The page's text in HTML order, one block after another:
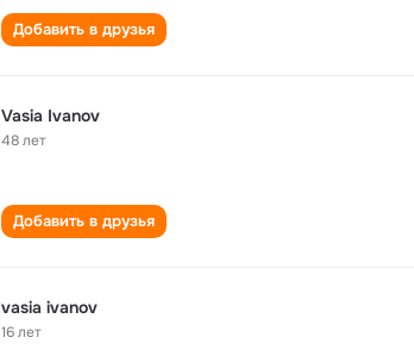
Добавить в друзья
Vasia Ivanov
48 лет
Добавить в друзья
vasia ivanov
16 лет